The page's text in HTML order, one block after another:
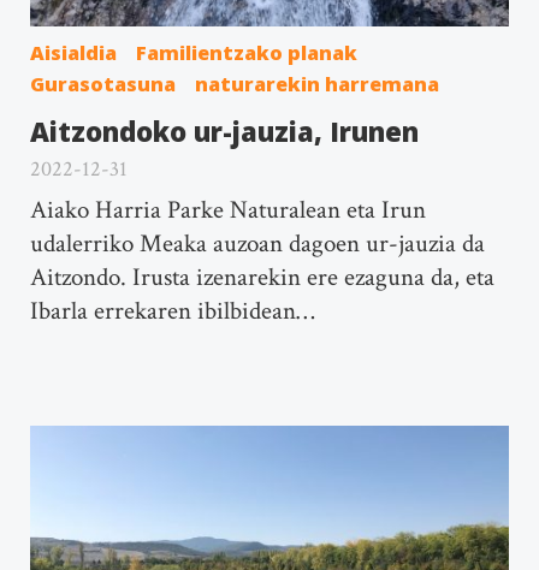
Aisialdia
Familientzako planak
Gurasotasuna
naturarekin harremana
Aitzondoko ur-jauzia, Irunen
2022-12-31
Aiako Harria Parke Naturalean eta Irun
udalerriko Meaka auzoan dagoen ur-jauzia da
Aitzondo. Irusta izenarekin ere ezaguna da, eta
Ibarla errekaren ibilbidean…